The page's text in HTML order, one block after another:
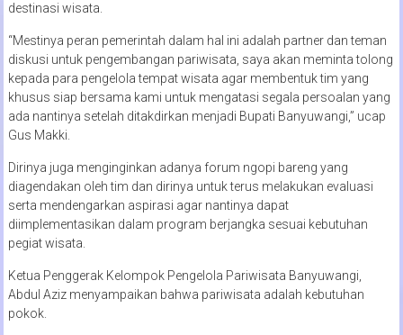
destinasi wisata.
“Mestinya peran pemerintah dalam hal ini adalah partner dan teman
diskusi untuk pengembangan pariwisata, saya akan meminta tolong
kepada para pengelola tempat wisata agar membentuk tim yang
khusus siap bersama kami untuk mengatasi segala persoalan yang
ada nantinya setelah ditakdirkan menjadi Bupati Banyuwangi,” ucap
Gus Makki.
Dirinya juga menginginkan adanya forum ngopi bareng yang
diagendakan oleh tim dan dirinya untuk terus melakukan evaluasi
serta mendengarkan aspirasi agar nantinya dapat
diimplementasikan dalam program berjangka sesuai kebutuhan
pegiat wisata.
Ketua Penggerak Kelompok Pengelola Pariwisata Banyuwangi,
Abdul Aziz menyampaikan bahwa pariwisata adalah kebutuhan
pokok.